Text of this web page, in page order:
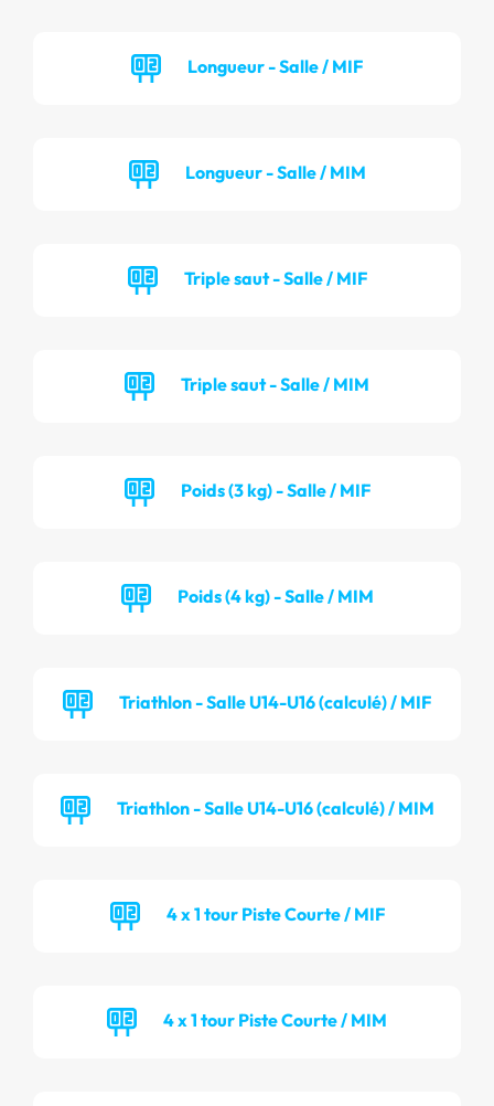
Longueur - Salle / MIF
Longueur - Salle / MIM
Triple saut - Salle / MIF
Triple saut - Salle / MIM
Poids (3 kg) - Salle / MIF
Poids (4 kg) - Salle / MIM
Triathlon - Salle U14-U16 (calculé) / MIF
Triathlon - Salle U14-U16 (calculé) / MIM
4 x 1 tour Piste Courte / MIF
4 x 1 tour Piste Courte / MIM